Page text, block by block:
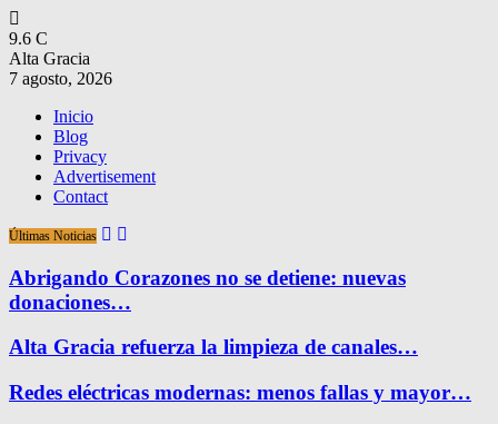
9.6 C
Alta Gracia
7 agosto, 2026
Inicio
Blog
Privacy
Advertisement
Contact
Últimas Noticias
Abrigando Corazones no se detiene: nuevas
donaciones…
Alta Gracia refuerza la limpieza de canales…
Redes eléctricas modernas: menos fallas y mayor…